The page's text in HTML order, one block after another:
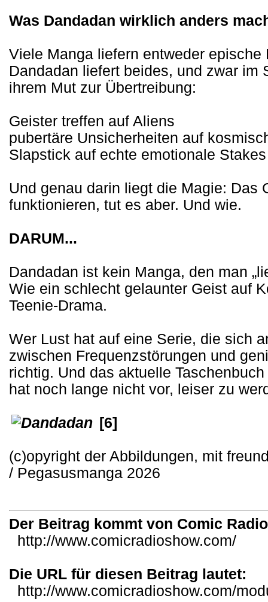
Was Dandadan wirklich anders
Viele Manga liefern entweder
Dandadan liefert beides, und zwar im
ihrem Mut zur Übertreibung:
Geister treffen auf Aliens
pubertäre Unsicherheiten auf
Slapstick auf echte emotionale Stakes
Und genau darin liegt die Magie: Das
funktionieren, tut es aber. Und wie.
DARUM...
Dandadan ist kein Manga, den man
Wie ein schlecht gelaunter Geist auf
Teenie-Drama.
Wer Lust hat auf eine Serie, die sich
zwischen Frequenzstörungen und
richtig. Und das aktuelle
hat noch lange nicht vor, leiser zu
[6]
(c)opyright der Abbildungen, mit
/ Pegasusmanga 2026
Der Beitrag kommt von Comic
http://www.comicradioshow.com/
Die URL für diesen Beitrag lautet:
http://www.comicradioshow.com/